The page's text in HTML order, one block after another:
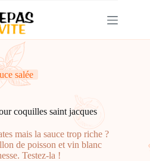
salée
coquilles saint jacques
mais la sauce trop riche ?
de poisson et vin blanc
Testez-la !